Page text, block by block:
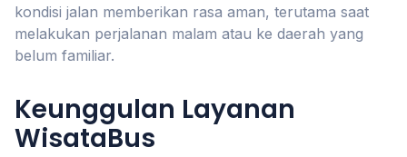
kondisi jalan memberikan rasa aman, terutama saat
melakukan perjalanan malam atau ke daerah yang
belum familiar.
Keunggulan Layanan
WisataBus